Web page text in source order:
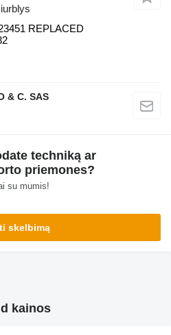
REPLACED
& C. SAS
techniką ar
priemones?
su mumis!
skelbimą
kainos